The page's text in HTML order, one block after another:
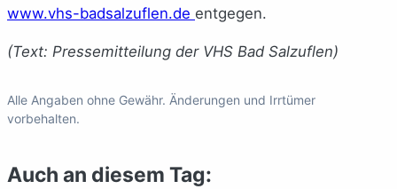
www.vhs-badsalzuflen.de entgegen.
(Text: Pressemitteilung der VHS Bad Salzuflen)
Alle Angaben ohne Gewähr. Änderungen und Irrtümer
vorbehalten.
Auch an diesem Tag: